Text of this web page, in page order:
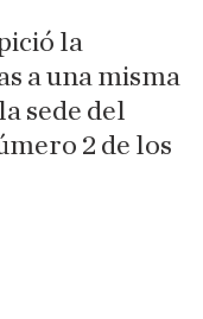
la
a una misma
sede del
2 de los